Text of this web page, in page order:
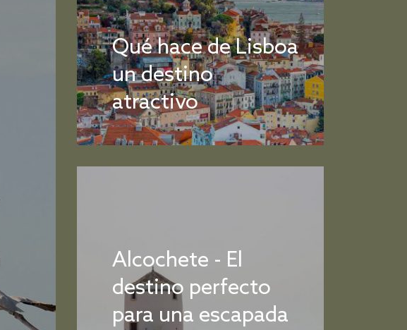
Qué hace de Lisboa
un destino
atractivo
Alcochete - El
destino perfecto
para una escapada